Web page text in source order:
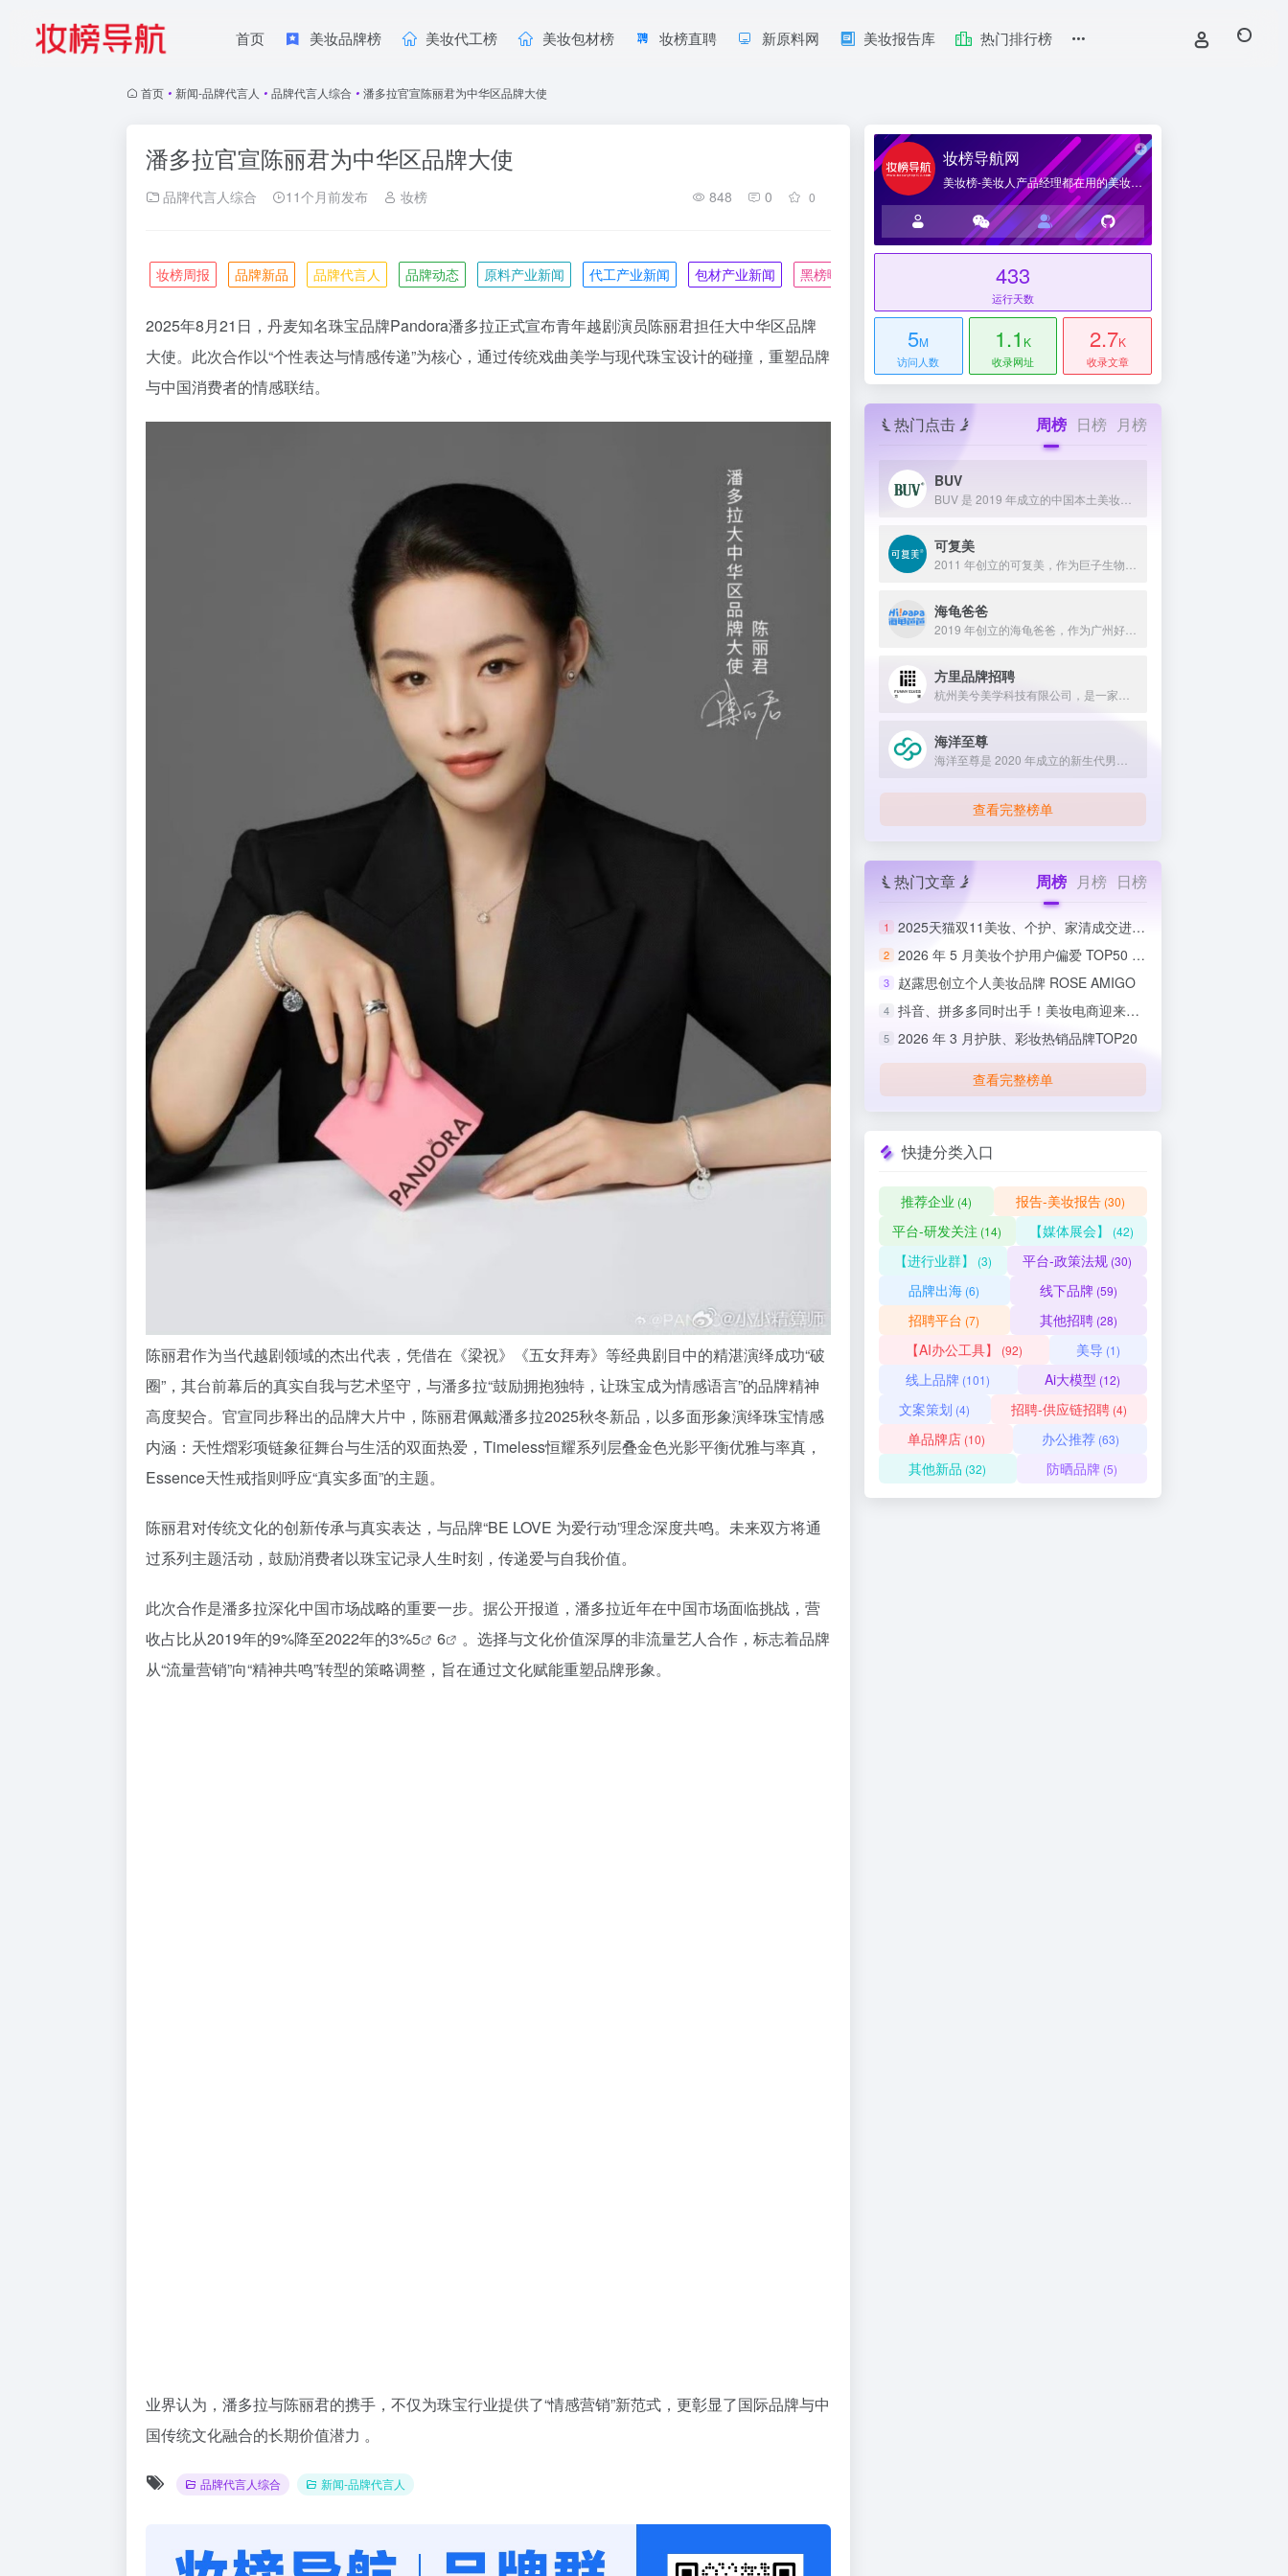
首页 美妆品牌榜 美妆代工榜 美妆包材榜 妆榜直聘 新原料网 美妆报告库 热门排行榜
首页 • 新闻-品牌代言人 • 品牌代言人综合 • 潘多拉官宣陈丽君为中华区品牌大使
潘多拉官宣陈丽君为中华区品牌大使
品牌代言人综合 11个月前发布 妆榜 848 0 0
妆榜周报 品牌新品 品牌代言人 品牌动态 原料产业新闻 代工产业新闻 包材产业新闻 黑榜曝光台
2025年8月21日，丹麦知名珠宝品牌Pandora潘多拉正式宣布青年越剧演员陈丽君担任大中华区品牌
大使。此次合作以“个性表达与情感传递”为核心，通过传统戏曲美学与现代珠宝设计的碰撞，重塑品牌
与中国消费者的情感联结。
陈丽君作为当代越剧领域的杰出代表，凭借在《梁祝》《五女拜寿》等经典剧目中的精湛演绎成功“破
圈”，其台前幕后的真实自我与艺术坚守，与潘多拉“鼓励拥抱独特，让珠宝成为情感语言”的品牌精神
高度契合。官宣同步释出的品牌大片中，陈丽君佩戴潘多拉2025秋冬新品，以多面形象演绎珠宝情感
内涵：天性熠彩项链象征舞台与生活的双面热爱，Timeless恒耀系列层叠金色光影平衡优雅与率真，
Essence天性戒指则呼应“真实多面”的主题。
陈丽君对传统文化的创新传承与真实表达，与品牌“BE LOVE 为爱行动”理念深度共鸣。未来双方将通
过系列主题活动，鼓励消费者以珠宝记录人生时刻，传递爱与自我价值。
此次合作是潘多拉深化中国市场战略的重要一步。据公开报道，潘多拉近年在中国市场面临挑战，营
收占比从2019年的9%降至2022年的3%5 6
。选择与文化价值深厚的非流量艺人合作，标志着品牌
从“流量营销”向“精神共鸣”转型的策略调整，旨在通过文化赋能重塑品牌形象。
业界认为，潘多拉与陈丽君的携手，不仅为珠宝行业提供了“情感营销”新范式，更彰显了国际品牌与中
国传统文化融合的长期价值潜力 。
品牌代言人综合 新闻-品牌代言人
妆榜导航网
美妆榜-美妆人产品经理都在用的美妆产业导航网站
433
运行天数
5M
访问人数
1.1 K
收录网址
2.7K
收录文章
热门点击 周榜 日榜 月榜
BUV
可复美
海龟爸爸
方里品牌招聘
海洋至尊
查看完整榜单
热门文章 周榜 月榜 日榜
1 2025天猫双11美妆、个护、家清成交进度排行榜
2 2026 年 5 月美妆个护用户偏爱 TOP50 榜单出炉
3 赵露思创立个人美妆品牌 ROSE AMIGO
4 抖音、拼多多同时出手！美妆电商迎来史上最严整治
5 2026 年 3 月护肤、彩妆热销品牌TOP20
查看完整榜单
快捷分类入口
推荐企业 (4) 报告-美妆报告 (30)
平台-研发关注 (14) 【媒体展会】 (42)
【进行业群】 (3) 平台-政策法规 (30)
品牌出海 (6) 线下品牌(59)
招聘平台 (7) 其他招聘(28)
【AI办公工具】 (92) 美导 (1)
线上品牌 (101) Ai大模型 (12)
文案策划 (4) 招聘-供应链招聘(4)
单品牌店(10) 办公推荐(63)
其他新品 (32) 防晒品牌 (5)